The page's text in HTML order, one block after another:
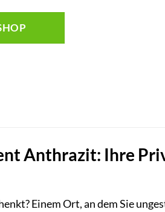
Anthrazit: Ihre
Einem Ort, an dem Sie